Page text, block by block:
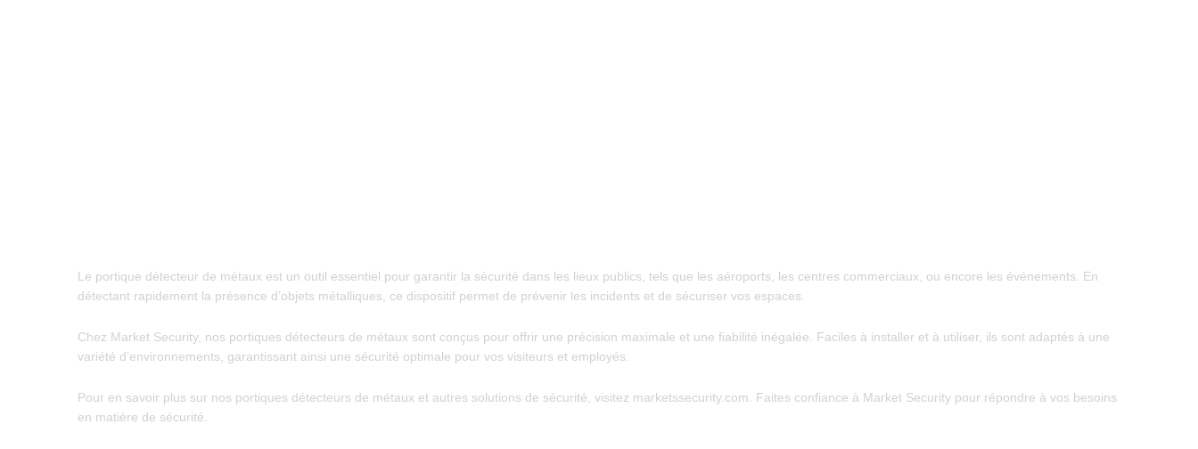
Le portique détecteur de métaux est un outil essentiel pour garantir la sécurité dans les lieux publics, tels que les aéroports, les centres commerciaux, ou encore les événements. En
détectant rapidement la présence d’objets métalliques, ce dispositif permet de prévenir les incidents et de sécuriser vos espaces.
Chez Market Security, nos portiques détecteurs de métaux sont conçus pour offrir une précision maximale et une fiabilité inégalée. Faciles à installer et à utiliser, ils sont adaptés à une
variété d’environnements, garantissant ainsi une sécurité optimale pour vos visiteurs et employés.
Pour en savoir plus sur nos portiques détecteurs de métaux et autres solutions de sécurité, visitez marketssecurity.com. Faites confiance à Market Security pour répondre à vos besoins
en matière de sécurité.